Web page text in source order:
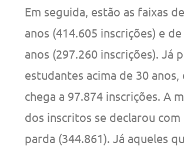
Em seguida, estão as faixas
anos (414.605 inscrições) e de
anos (297.260 inscrições). Já
estudantes acima de 30
chega a 97.874 inscrições. A
dos inscritos se declarou com
parda (344.861). Já aqueles